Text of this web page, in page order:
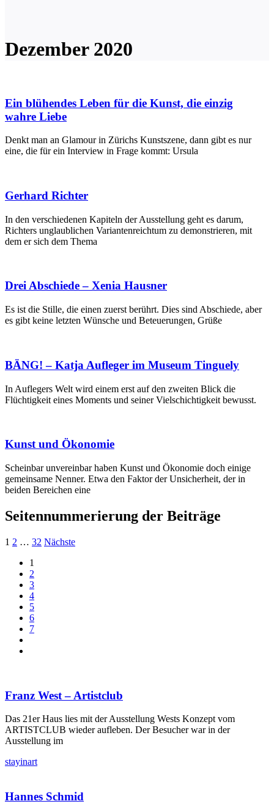
Dezember 2020
Ein blühendes Leben für die Kunst, die einzig
wahre Liebe
Denkt man an Glamour in Zürichs Kunstszene, dann gibt es nur
eine, die für ein Interview in Frage kommt: Ursula
Gerhard Richter
In den verschiedenen Kapiteln der Ausstellung geht es darum,
Richters unglaublichen Variantenreichtum zu demonstrieren, mit
dem er sich dem Thema
Drei Abschiede – Xenia Hausner
Es ist die Stille, die einen zuerst berührt. Dies sind Abschiede, aber
es gibt keine letzten Wünsche und Beteuerungen, Grüße
BÄNG! – Katja Aufleger im Museum Tinguely
In Auflegers Welt wird einem erst auf den zweiten Blick die
Flüchtigkeit eines Moments und seiner Vielschichtigkeit bewusst.
Kunst und Ökonomie
Scheinbar unvereinbar haben Kunst und Ökonomie doch einige
gemeinsame Nenner. Etwa den Faktor der Unsicherheit, der in
beiden Bereichen eine
Seitennummerierung der Beiträge
1 2 … 32 Nächste
1
2
3
4
5
6
7
Franz West – Artistclub
Das 21er Haus lies mit der Ausstellung Wests Konzept vom
ARTISTCLUB wieder aufleben. Der Besucher war in der
Ausstellung im
stayinart
Hannes Schmid